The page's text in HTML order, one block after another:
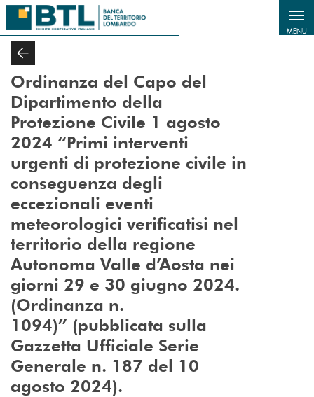
Salta al contenuto principale
MENU
Ordinanza del Capo del
Dipartimento della
Protezione Civile 1 agosto
2024 “Primi interventi
urgenti di protezione civile in
conseguenza degli
eccezionali eventi
meteorologici verificatisi nel
territorio della regione
Autonoma Valle d’Aosta nei
giorni 29 e 30 giugno 2024.
(Ordinanza n.
1094)” (pubblicata sulla
Gazzetta Ufficiale Serie
Generale n. 187 del 10
agosto 2024).